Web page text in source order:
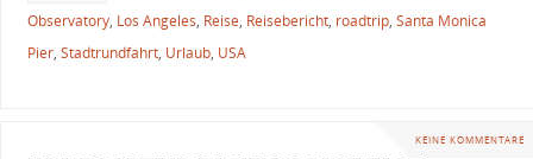
Observatory, Los Angeles, Reise, Reisebericht, roadtrip, Santa Monica
Pier, Stadtrundfahrt, Urlaub, USA
KEINE KOMMENTARE